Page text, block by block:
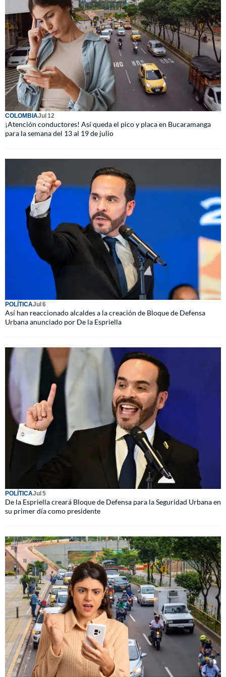
COLOMBIAJul 12
¡Atención conductores! Así queda el pico y placa en Bucaramanga
para la semana del 13 al 19 de julio
POLÍTICAJul 6
Así han reaccionado alcaldes a la creación de Bloque de Defensa
Urbana anunciado por De la Espriella
POLÍTICAJul 5
De la Espriella creará Bloque de Defensa para la Seguridad Urbana en
su primer día como presidente